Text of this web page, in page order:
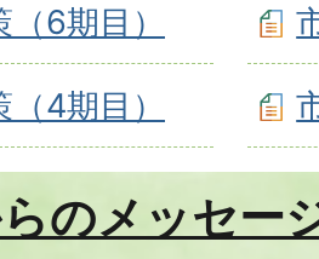
6期目）
4期目）
のメッセー